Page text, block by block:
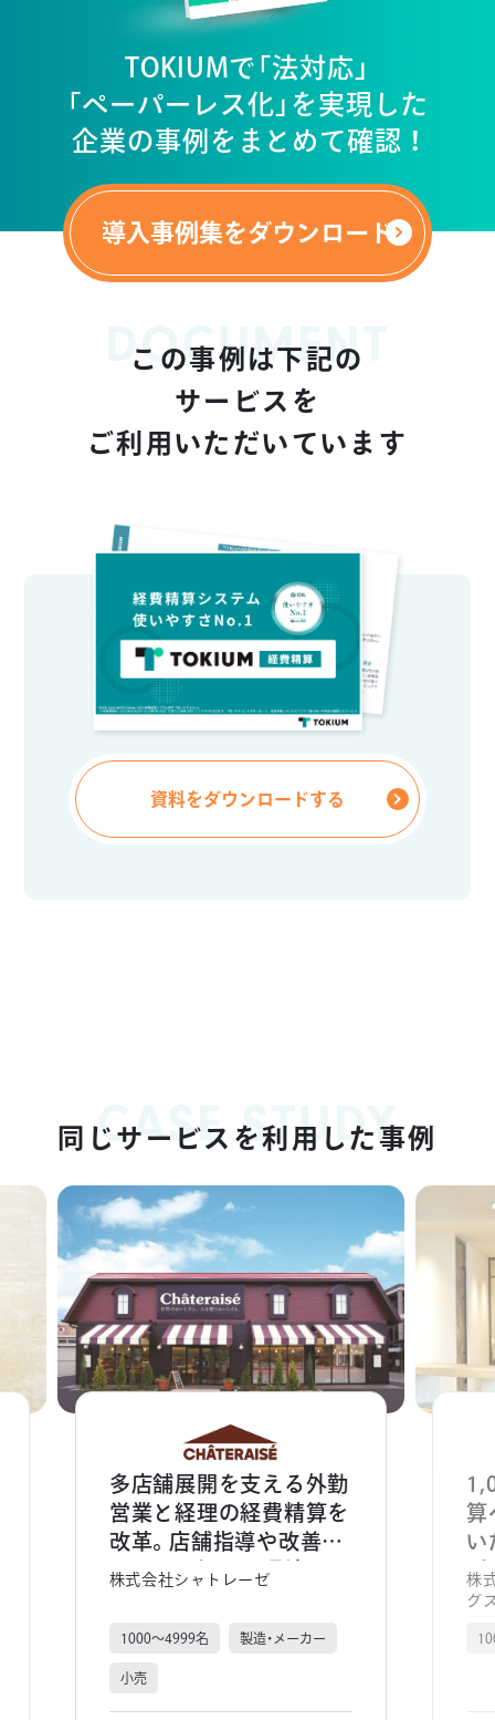
TOKIUMで「法対応」
「ペーパーレス化」を実現した
企業の事例をまとめて確認 ！
導入事例集をダウンロード
DOCUMENT
この事例は下記の
サービスを
ご利用いただいています
資料をダウンロードする
CASE STUDY
同じサービスを利用した事例
多店舗展開を支える外勤
営業と経理の経費精算を
改革。店舗指導や改善に
より取り組める環境に。
株式会社シャトレーゼ
1000～4999名 製造・メーカー
小売
算
い
ポ
株
グ